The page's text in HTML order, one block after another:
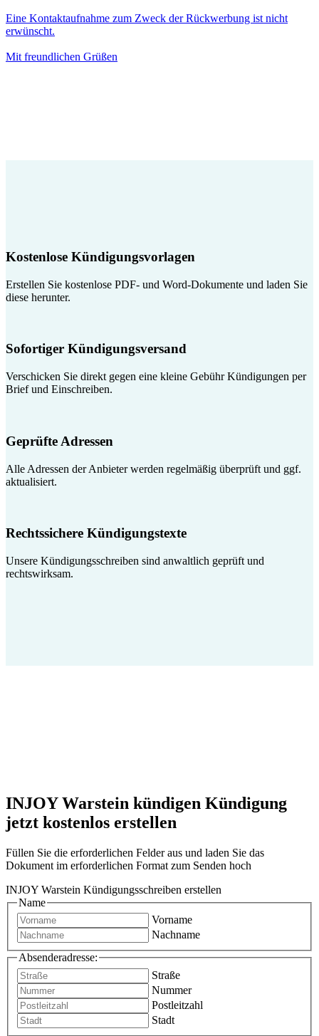
Eine Kontaktaufnahme zum Zweck der Rückwerbung ist nicht
erwünscht.
Mit freundlichen Grüßen
Kostenlose Kündigungsvorlagen
Erstellen Sie kostenlose PDF- und Word-Dokumente und laden Sie
diese herunter.
Sofortiger Kündigungsversand
Verschicken Sie direkt gegen eine kleine Gebühr Kündigungen per
Brief und Einschreiben.
Geprüfte Adressen
Alle Adressen der Anbieter werden regelmäßig überprüft und ggf.
aktualisiert.
Rechtssichere Kündigungstexte
Unsere Kündigungsschreiben sind anwaltlich geprüft und
rechtswirksam.
INJOY Warstein kündigen Kündigung
jetzt kostenlos erstellen
Füllen Sie die erforderlichen Felder aus und laden Sie das
Dokument im erforderlichen Format zum Senden hoch
INJOY Warstein Kündigungsschreiben erstellen
Name
Vorname
Nachname
Absenderadresse:
Straße
Nummer
Postleitzahl
Stadt